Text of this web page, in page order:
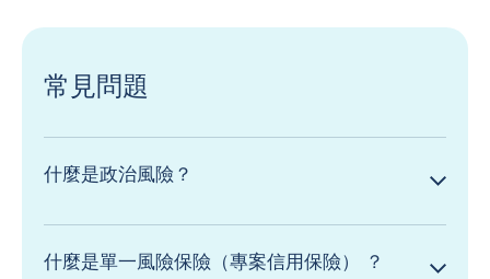
常見問題
什麼是政治風險？
什麼是單一風險保險（專案信用保險） ？